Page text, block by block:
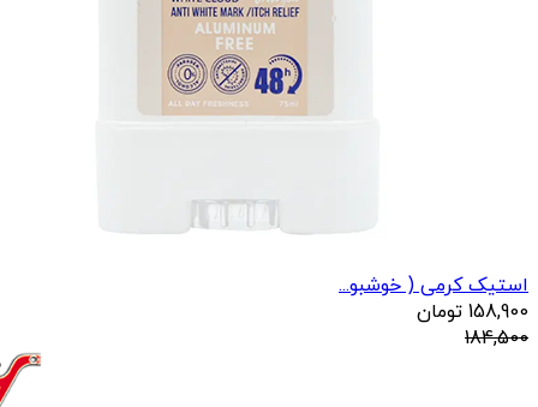
استیک کرمی ( خوشبو...
158,900 تومان
184,500